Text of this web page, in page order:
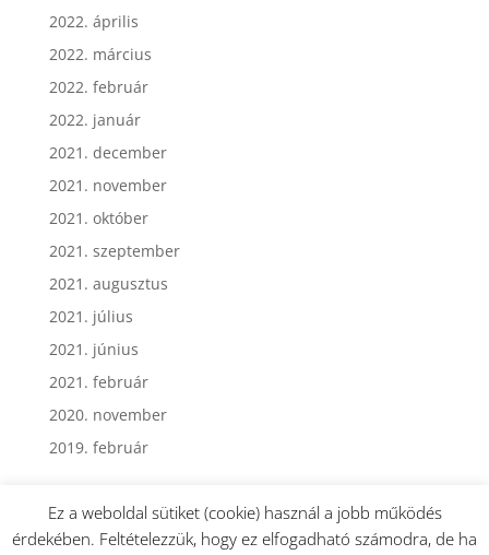
2022. április
2022. március
2022. február
2022. január
2021. december
2021. november
2021. október
2021. szeptember
2021. augusztus
2021. július
2021. június
2021. február
2020. november
2019. február
Ez a weboldal sütiket (cookie) használ a jobb működés
érdekében. Feltételezzük, hogy ez elfogadható számodra, de ha